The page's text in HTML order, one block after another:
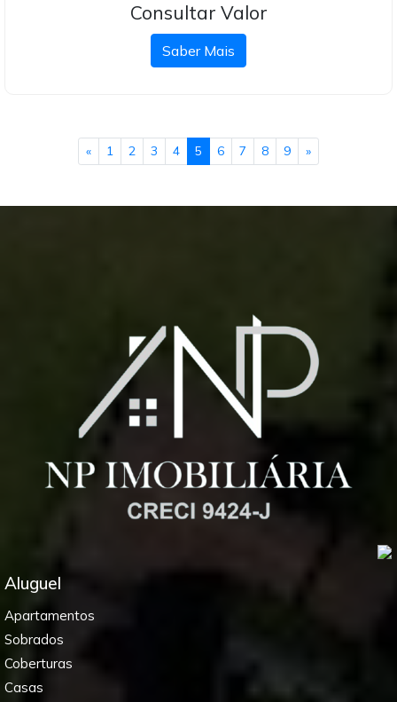
Consultar Valor
Saber Mais
« 1 2 3 4 5 6 7 8 9 »
Aluguel
Apartamentos
Sobrados
Coberturas
Casas